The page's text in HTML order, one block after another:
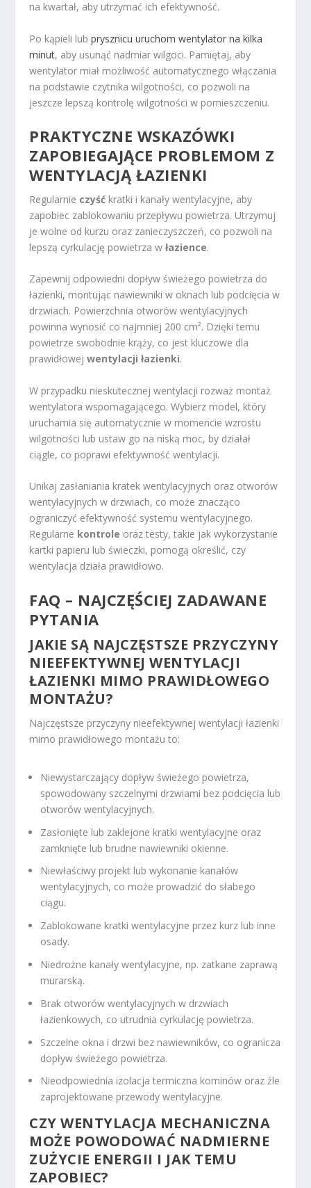
na kwartał, aby utrzymać ich efektywność.
Po kąpieli lubprysznicu uruchom wentylator na kilka
minut, aby usunąć nadmiar wilgoci. Pamiętaj, aby
wentylator miał możliwość automatycznego włączania
na podstawie czytnika wilgotności, co pozwoli na
jeszcze lepszą kontrolę wilgotności w pomieszczeniu.
PRAKTYCZNE WSKAZÓWKI
ZAPOBIEGAJĄCE PROBLEMOM Z
WENTYLACJĄ ŁAZIENKI
Regularnie czyść kratki i kanały wentylacyjne, aby
zapobiec zablokowaniu przepływu powietrza. Utrzymuj
je wolne od kurzu oraz zanieczyszczeń, co pozwoli na
lepszą cyrkulację powietrza włazience.
Zapewnij odpowiedni dopływ świeżego powietrza do
łazienki, montując nawiewniki w oknach lub podcięcia w
drzwiach. Powierzchnia otworów wentylacyjnych
powinna wynosić co najmniej 200 cm². Dzięki temu
powietrze swobodnie krąży, co jest kluczowe dla
prawidłowejwentylacji łazienki.
W przypadku nieskutecznej wentylacji rozważ montaż
wentylatora wspomagającego. Wybierz model, który
uruchamia się automatycznie w momencie wzrostu
wilgotności lub ustaw go na niską moc, by działał
ciągle, co poprawi efektywność wentylacji.
Unikaj zasłaniania kratek wentylacyjnych oraz otworów
wentylacyjnych w drzwiach, co może znacząco
ograniczyć efektywność systemu wentylacyjnego.
Regularne kontrole oraz testy, takie jak wykorzystanie
kartki papieru lub świeczki, pomogą określić, czy
wentylacja działa prawidłowo.
FAQ – NAJCZĘŚCIEJ ZADAWANE
PYTANIA
JAKIE SĄ NAJCZĘSTSZE PRZYCZYNY
NIEEFEKTYWNEJ WENTYLACJI
ŁAZIENKI MIMO PRAWIDŁOWEGO
MONTAŻU?
Najczęstsze przyczyny nieefektywnej wentylacji łazienki
mimo prawidłowego montażu to:
Niewystarczający dopływ świeżego powietrza,
spowodowany szczelnymi drzwiami bez podcięcia lub
otworów wentylacyjnych.
Zasłonięte lub zaklejone kratki wentylacyjne oraz
zamknięte lub brudne nawiewniki okienne.
Niewłaściwy projekt lub wykonanie kanałów
wentylacyjnych, co może prowadzić do słabego
ciągu.
Zablokowane kratki wentylacyjne przez kurz lub inne
osady.
Niedrożne kanały wentylacyjne, np. zatkane zaprawą
murarską.
Brak otworów wentylacyjnych w drzwiach
łazienkowych, co utrudnia cyrkulację powietrza.
Szczelne okna i drzwi bez nawiewników, co ogranicza
dopływ świeżego powietrza.
Nieodpowiednia izolacja termiczna kominów oraz źle
zaprojektowane przewody wentylacyjne.
CZY WENTYLACJA MECHANICZNA
MOŻE POWODOWAĆ NADMIERNE
ZUŻYCIE ENERGII I JAK TEMU
ZAPOBIEC?